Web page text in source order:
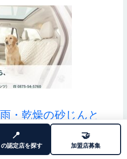
・乾燥の砂じんと
内を守る——西讃の
ツ📍
認定店を探す
🤝
加盟店募集